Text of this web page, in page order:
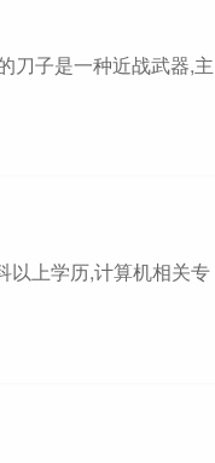
刀子是一种近战武器,主
以上学历,计算机相关专